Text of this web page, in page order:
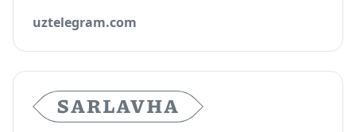
uztelegram.com